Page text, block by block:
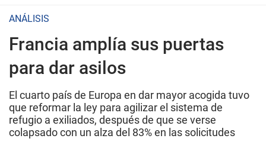
ANÁLISIS
Francia amplía sus puertas
para dar asilos
El cuarto país de Europa en dar mayor acogida tuvo
que reformar la ley para agilizar el sistema de
refugio a exiliados, después de que se verse
colapsado con un alza del 83% en las solicitudes